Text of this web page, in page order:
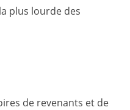
plus lourde des
de revenants et de